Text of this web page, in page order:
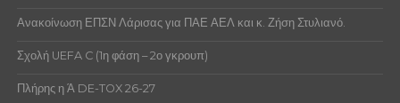
Ανακοίνωση ΕΠΣΝ Λάρισας για ΠΑΕ ΑΕΛ και κ. Ζήση Στυλιανό.
Σχολή UEFA C (1η φάση – 2ο γκρουπ)
Πλήρης η Ά DE-TOX 26-27